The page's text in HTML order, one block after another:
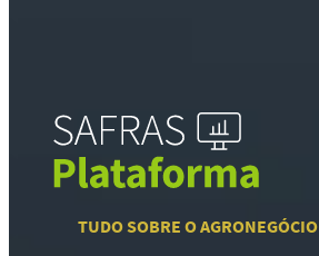
TUDO SOBRE O AGRONEGÓCIO